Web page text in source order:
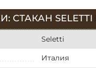
SELETTI
Seletti
Италия